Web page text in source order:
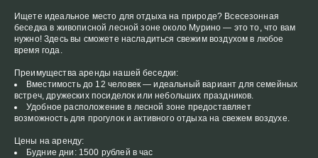
Ищете идеальное место для отдыха на природе? Всесезонная
беседка в живописной лесной зоне около Мурино — это то, что вам
нужно! Здесь вы сможете насладиться свежим воздухом в любое
время года.
Преимущества аренды нашей беседки:
Вместимость до 12 человек — идеальный вариант для семейных
встреч, дружеских посиделок или небольших праздников.
Удобное расположение в лесной зоне предоставляет
возможность для прогулок и активного отдыха на свежем воздухе.
Цены на аренду:
Будние дни: 1500 рублей в час